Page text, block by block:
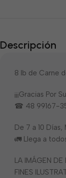
Descripción
8 lb de Carne
¡¡¡Gracias Por
☎ 48 99167-
De 7 a 10 Días,
🚛 Llega a
LA IMÁGEN
FINES